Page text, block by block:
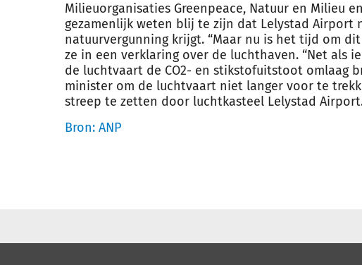
Milieuorganisaties Greenpeace, Natuur en Milieu
gezamenlijk weten blij te zijn dat Lelystad Airport
natuurvergunningkrijgt. “Maar nu is het tijd om
ze in een verklaring over de luchthaven. “Net als
de luchtvaart de CO2- en stikstofuitstoot omlaag
minister om de luchtvaart niet langer voor te
streep te zetten door luchtkasteel Lelystad
Bron: ANP